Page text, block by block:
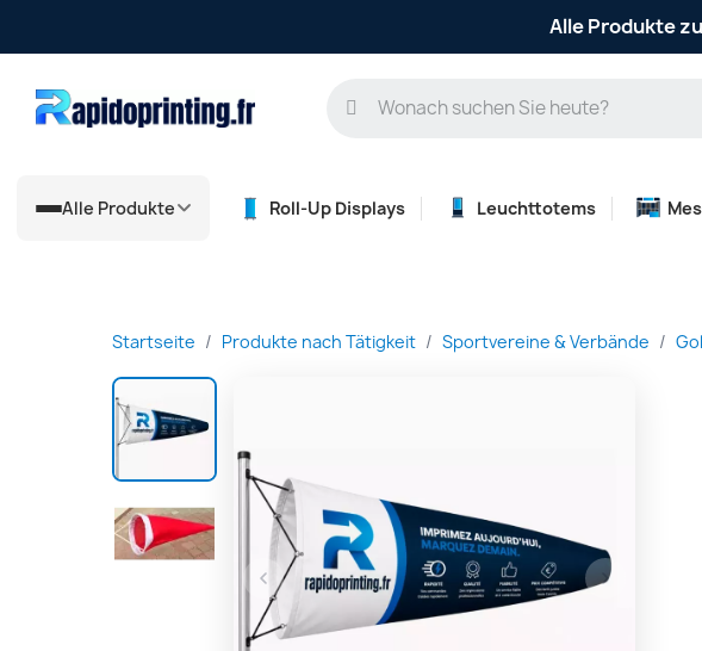
Alle Produkte
Alle Produkte Roll-Up Displays Leuchttotems
Startseite Produkte nach Tätigkeit Sportvereine & Verbände